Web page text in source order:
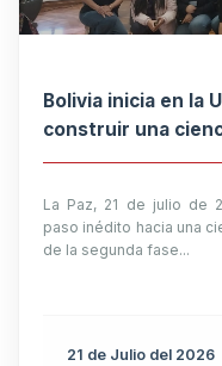
Bolivia inicia en la
construir una
La Paz, 21 de julio de
paso inédito hacia una
de la segunda fase...
21 de Julio del 2026